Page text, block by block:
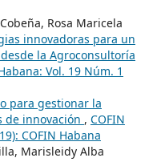
Rosa Maricela
innovadoras para un
la Agroconsultoría
Vol. 19 Núm. 1
para gestionar la
de innovación , COFIN
COFIN Habana
Marisleidy Alba